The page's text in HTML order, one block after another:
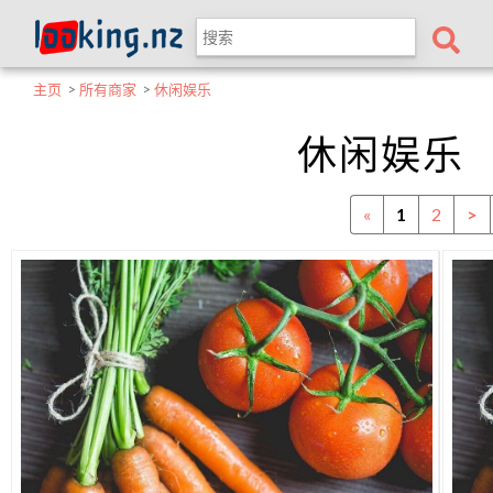
主页 > 所有商家 > 休闲娱乐
休闲娱乐
« 1 2 >